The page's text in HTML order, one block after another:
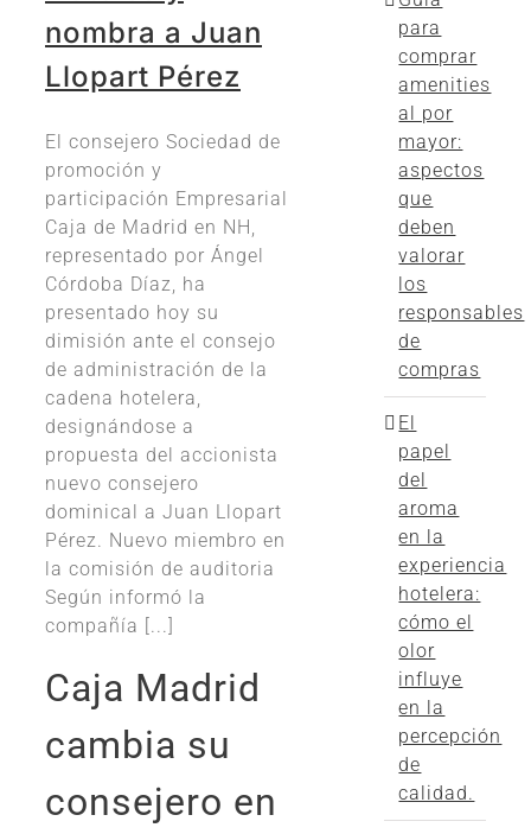
nombra a Juan
Llopart Pérez
El consejero Sociedad de
promoción y
participación Empresarial
Caja de Madrid en NH,
representado por Ángel
Córdoba Díaz, ha
presentado hoy su
dimisión ante el consejo
de administración de la
cadena hotelera,
designándose a
propuesta del accionista
nuevo consejero
dominical a Juan Llopart
Pérez. Nuevo miembro en
la comisión de auditoria
Según informó la
compañía [...]
Caja Madrid
cambia su
consejero en
para
comprar
amenities
al por
mayor:
aspectos
que
deben
valorar
los
responsables
de
compras
El
papel
del
aroma
en la
experiencia
hotelera:
cómo el
olor
influye
en la
percepción
de
calidad.